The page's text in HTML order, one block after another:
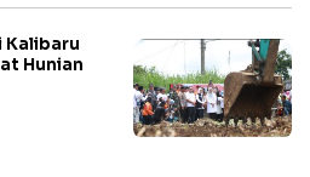
Kalibaru
Hunian